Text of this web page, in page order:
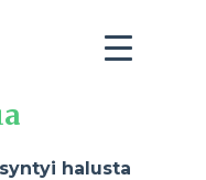
halusta